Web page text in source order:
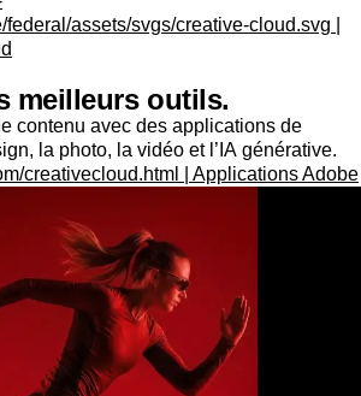
assets/svgs/creative-cloud.svg |
meilleurs outils.
contenu avec des applications de
la photo, la vidéo et l’IA générative.
creativecloud.html | Applications Adobe